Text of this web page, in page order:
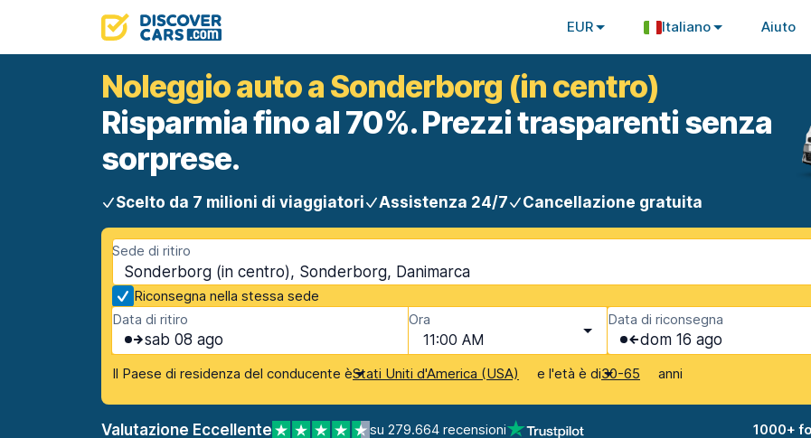
EUR Italiano Aiuto
Noleggio auto a Sonderborg (in centro)
Risparmia fino al 70%. Prezzi trasparenti senza
sorprese.
Scelto da 7 milioni di viaggiatori Assistenza 24/7 Cancellazione gratuita
Sede di ritiro
Sonderborg (in centro), Sonderborg, Danimarca
Riconsegna nella stessa sede
Data di ritiro
sab 08 ago
Ora
11:00 AM
Data di riconsegna
dom 16 ago
Il Paese di residenza del conducente èStati Uniti d'America (USA) e l'età è di30-65 anni
Valutazione Eccellente su 279.664 recensioni 1000+